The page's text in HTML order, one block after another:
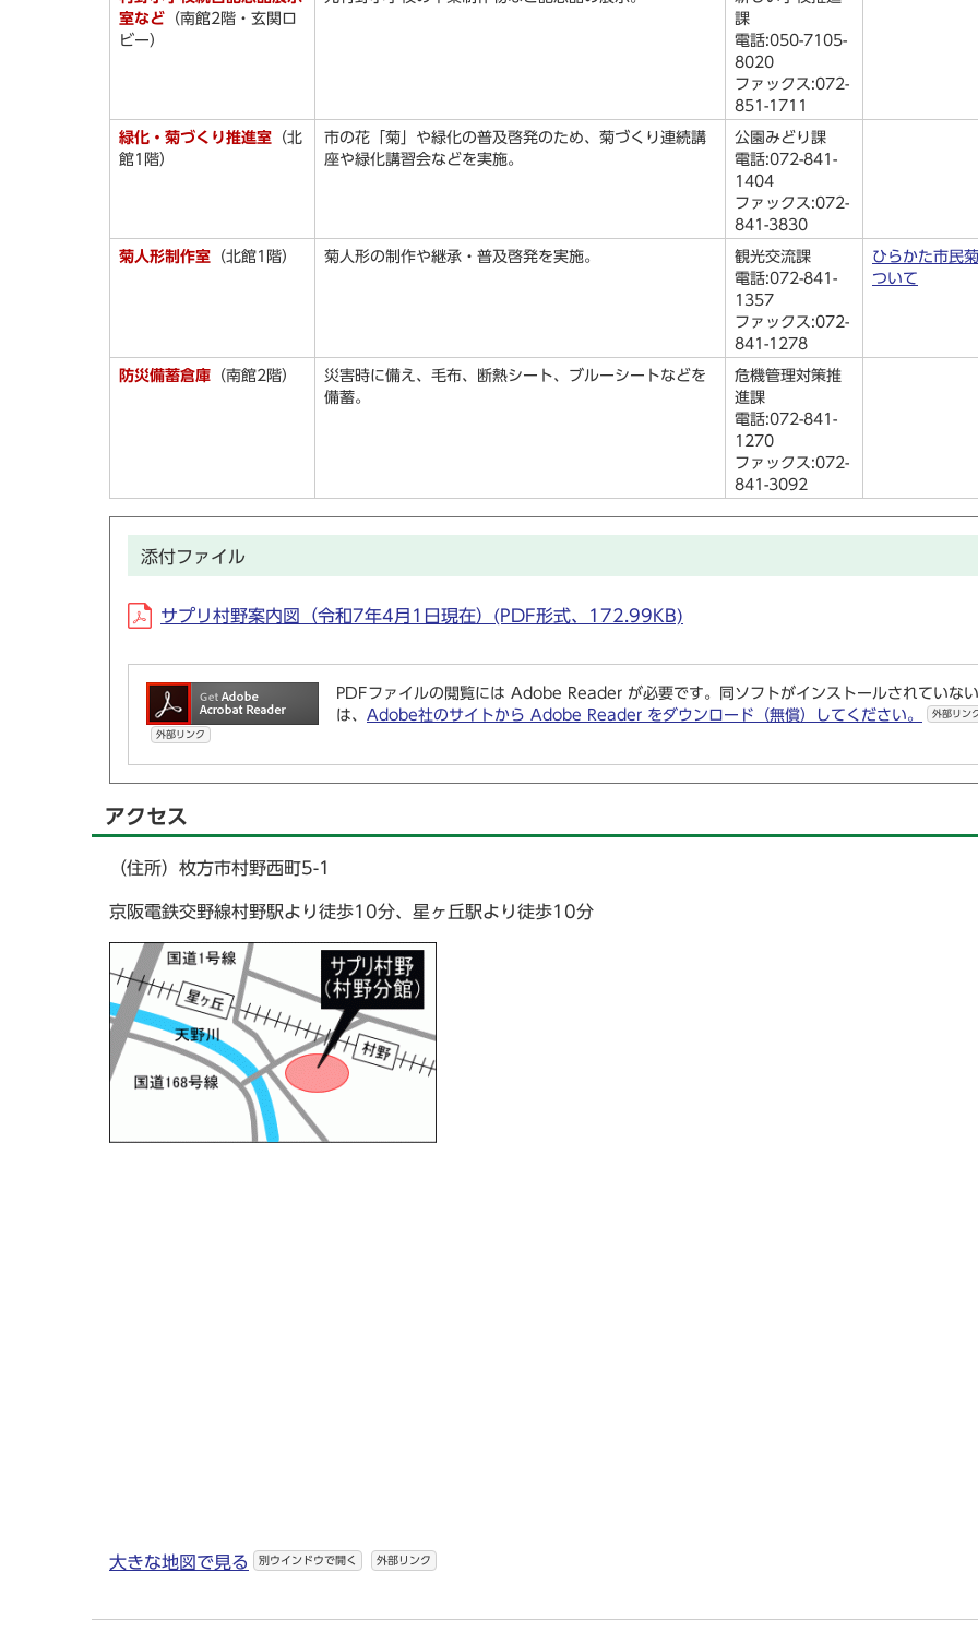
室など （南館2階・玄関ロ
ビー）
課
電話:050-7105-
8020
ファックス:072-
851-1711
緑化・菊づくり推進室 （北
館1階）
市の花「菊」や緑化の普及啓発のため、菊づくり連続講
座や緑化講習会などを実施。
公園みどり課
電話:072-841-
1404
ファックス:072-
841-3830
菊人形制作室 （北館1階） 菊人形の制作や継承・普及啓発を実施。
観光交流課
電話:072-841-
1357
ファックス:072-
841-1278
ひらかた市民
ついて
防災備蓄倉庫 （南館2階）
災害時に備え、毛布、断熱シート、ブルーシートなどを
備蓄。
危機管理対策推
進課
電話:072-841-
1270
ファックス:072-
841-3092
添付ファイル
サプリ村野案内図（令和7年4月1日現在）(PDF形式、172.99KB)
外部リンク
PDFファイルの閲覧には Adobe Reader が必要です。同ソフトがインストールされていな
は、 Adobe社のサイトから Adobe Reader をダウンロード（無償）してください。 外部リン
アクセス
（住所）枚方市村野西町5-1
京阪電鉄交野線村野駅より徒歩10分、星ヶ丘駅より徒歩10分
大きな地図で見る 別ウインドウで開く 外部リンク